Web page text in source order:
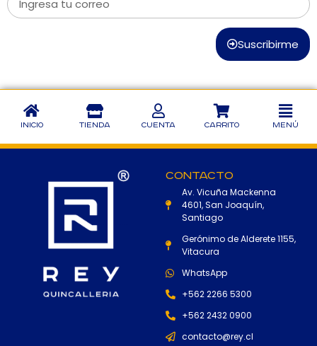
Suscribirme
Inicio Tienda Cuenta Carrito Menú
Contacto
Av. Vicuña Mackenna
4601, San Joaquín,
Santiago
Gerónimo de Alderete 1155,
Vitacura
WhatsApp
+562 2266 5300
+562 2432 0900
contacto@rey.cl